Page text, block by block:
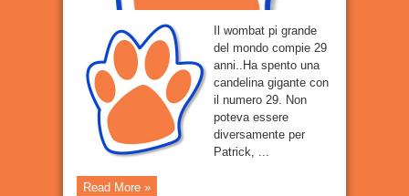
Il wombat pi grande
del mondo compie 29
anni..Ha spento una
candelina gigante con
il numero 29. Non
poteva essere
diversamente per
Patrick, ...
Read More »